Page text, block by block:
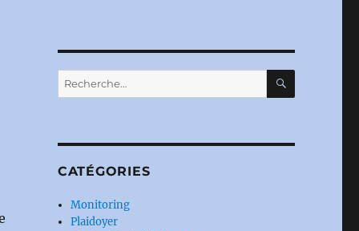
Recherche
pour :
CATÉGORIES
Monitoring
Plaidoyer